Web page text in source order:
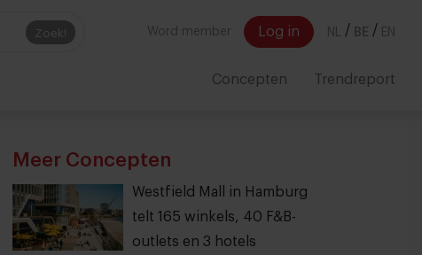
Zoek! Word member Log in NL / BE / EN
Concepten Trendreport
Meer Concepten
Westfield Mall in Hamburg
telt 165 winkels, 40 F&B-
outlets en 3 hotels